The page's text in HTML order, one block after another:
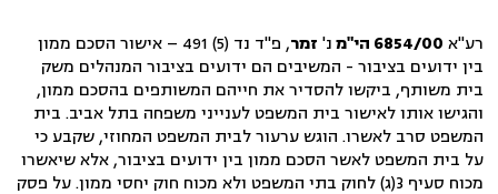
רע"א 6854/00 הי"מ נ' זמר
, פ"ד נד (5) 491 – אישור הסכם ממון
בין ידועים בציבור - המשיבים הם ידועים בציבור המנהלים משק
בית משותף, ביקשו להסדיר את חייהם המשותפים בהסכם ממון,
והגישו אותו לאישור בית המשפט לענייני משפחה בתל אביב. בית
המשפט סרב לאשרו. הוגש ערעור לבית המשפט המחוזי, שקבע כי
על בית המשפט לאשר הסכם ממון בין ידועים בציבור, אלא שיאשרו
מכוח סעיף 3(ג) לחוק בתי המשפט ולא מכוח חוק יחסי ממון. על פסק